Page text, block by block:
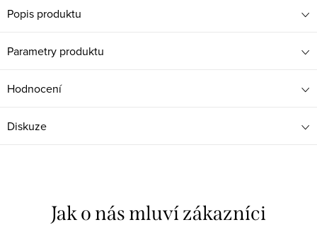
Popis produktu
Parametry produktu
Hodnocení
Diskuze